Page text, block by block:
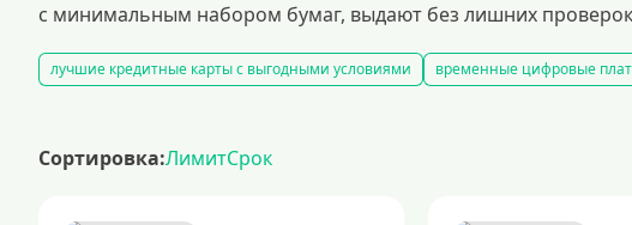
с минимальным набором бумаг, выдают без лишних
лучшие кредитные карты с выгодными условиями временные цифровые
кредитные карты с простыми условиями оформления и минимальными
Сортировка:ЛимитСрок